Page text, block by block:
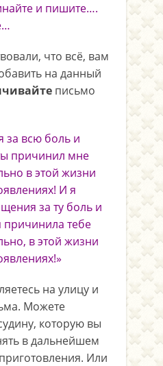
и пишите….
что всё, вам
на данный
письмо
за всю боль и
причинил мне
в этой жизни
И я
за ту боль и
тебе
в этой жизни
на улицу и
Можете
которую вы
в дальнейшем
Или